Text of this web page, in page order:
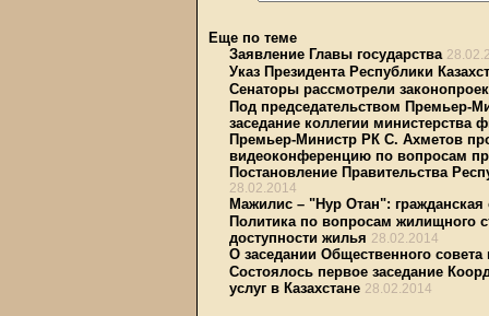
Еще по теме
Заявление Главы государства
Указ Президента Республики
Сенаторы рассмотрели
Под председательством Премьер-
заседание коллегии министерства
Премьер-Министр РК С. Ахметов
видеоконференцию по вопросам
Постановление Правительства
28.02.2014
Мажилис – "Нур Отан": гражданская
Политика по вопросам жилищного
доступности жилья 28.02.2014
О заседании Общественного
Состоялось первое заседание
услуг в Казахстане 28.02.2014